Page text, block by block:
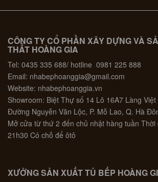
CÔNG TY CỔ PHẦN XÂY DỰNG VÀ
THẤT HOÀNG GIA
Tel: 0435 335 688/ hotline 0981 225 888
Email: nhabephoanggia@gmail.com
Website: nhabephoanggia.vn
Showroom: Biệt Thự số 14 Lô 16A7 Làng
Đường Nguyễn Văn Lộc, P. Mỗ Lao, Q. Hà
Mở cửa từ thứ 2 đến chủ nhật hàng tuần Thời
21h30 Có chỗ để ôtô
XƯỞNG SẢN XUẤT TỦ BẾP HOÀNG